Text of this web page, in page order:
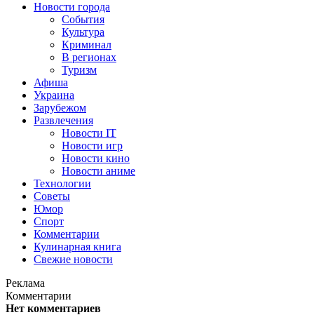
Новости города
События
Культура
Криминал
В регионах
Туризм
Афиша
Украина
Зарубежом
Развлечения
Новости IT
Новости игр
Новости кино
Новости аниме
Технологии
Советы
Юмор
Спорт
Комментарии
Кулинарная книга
Свежие новости
Реклама
Комментарии
Нет комментариев